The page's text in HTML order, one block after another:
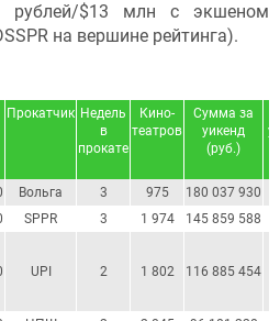
рублей/$13 млн с экшеном
на вершине рейтинга).
Прокатчик Недель
в
прокате
Кино-
театров
Сумма за
уикенд
(руб.)
Вольга 3 975 180 037 930
SPPR 3 1 974 145 859 588
UPI 2 1 802 116 885 454